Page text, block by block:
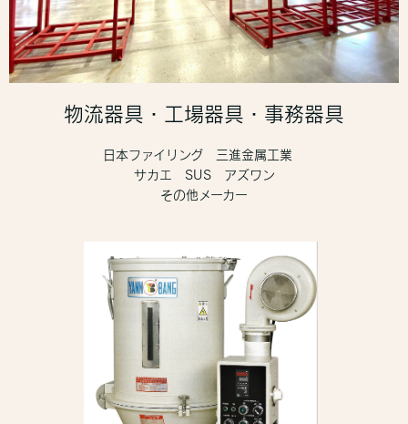
物流器具・工場器具・事務器具
日本ファイリング 三進金属工業
サカエ SUS アズワン
その他メーカー